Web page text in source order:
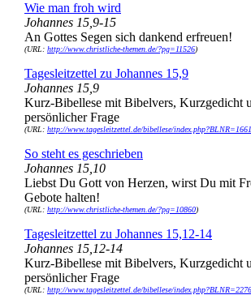
Wie man froh wird
Johannes 15,9-15
An Gottes Segen sich dankend erfreuen!
(URL: http://www.christliche-themen.de/?pg=11526)
Tagesleitzettel zu Johannes 15,9
Johannes 15,9
Kurz-Bibellese mit Bibelvers, Kurzgedicht
persönlicher Frage
(URL: http://www.tagesleitzettel.de/bibellese/index.php?BLNR=1661
So steht es geschrieben
Johannes 15,10
Liebst Du Gott von Herzen, wirst Du mit
Gebote halten!
(URL: http://www.christliche-themen.de/?pg=10860)
Tagesleitzettel zu Johannes 15,12-14
Johannes 15,12-14
Kurz-Bibellese mit Bibelvers, Kurzgedicht
persönlicher Frage
(URL: http://www.tagesleitzettel.de/bibellese/index.php?BLNR=2276